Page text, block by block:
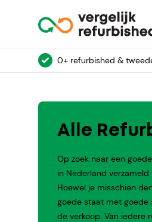
0+ refurbished &
Alle
Op zoek naar een
in Nederland
Hoewel je misschien
goede staat met goede
de verkoop. Van iedere